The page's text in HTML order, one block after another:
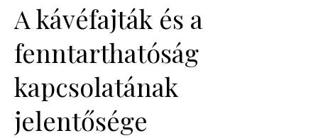
A kávéfajták és a
fenntarthatóság
kapcsolatának
jelentősége